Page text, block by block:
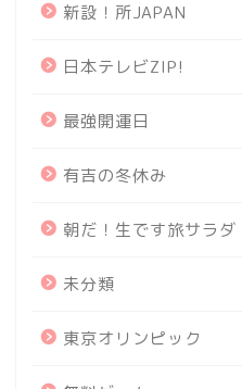
新設！所JAPAN
日本テレビZIP!
最強開運日
有吉の冬休み
朝だ！生です旅サラダ
未分類
東京オリンピック